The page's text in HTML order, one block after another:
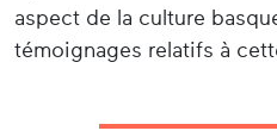
aspect de la culture
témoignages relatifs à